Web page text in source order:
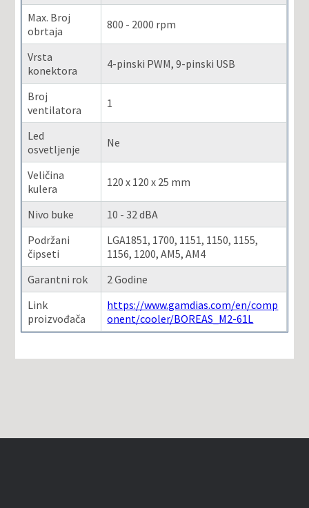
Max. Broj
obrtaja
800 - 2000 rpm
Vrsta
konektora
4-pinski PWM, 9-pinski USB
Broj
ventilatora
1
Led
osvetljenje
Ne
Veličina
kulera
120 x 120 x 25 mm
Nivo buke
10 - 32 dBA
Podržani
čipseti
LGA1851, 1700, 1151, 1150, 1155,
1156, 1200, AM5, AM4
Garantni rok
2 Godine
Link
proizvođača
https://www.gamdias.com/en/comp
onent/cooler/BOREAS_M2-61L